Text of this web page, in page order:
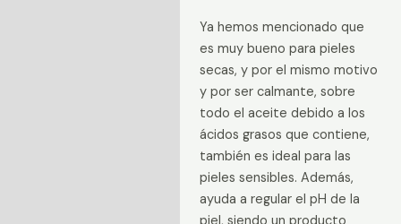
Ya hemos mencionado que
es muy bueno para pieles
secas, y por el mismo motivo
y por ser calmante, sobre
todo el aceite debido a los
ácidos grasos que contiene,
también es ideal para las
pieles sensibles. Además,
ayuda a regular el pH de la